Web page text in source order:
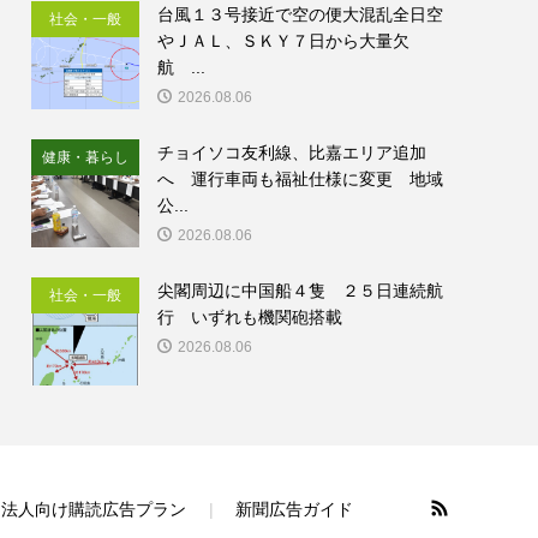
社会・一般
台風１３号接近で空の便大混乱全日空
やＪＡＬ、ＳＫＹ７日から大量欠
航 ...
2026.08.06
健康・暮らし
チョイソコ友利線、比嘉エリア追加
へ 運行車両も福祉仕様に変更 地域
公...
2026.08.06
社会・一般
尖閣周辺に中国船４隻 ２５日連続航
行 いずれも機関砲搭載
2026.08.06
法人向け購読広告プラン 新聞広告ガイド